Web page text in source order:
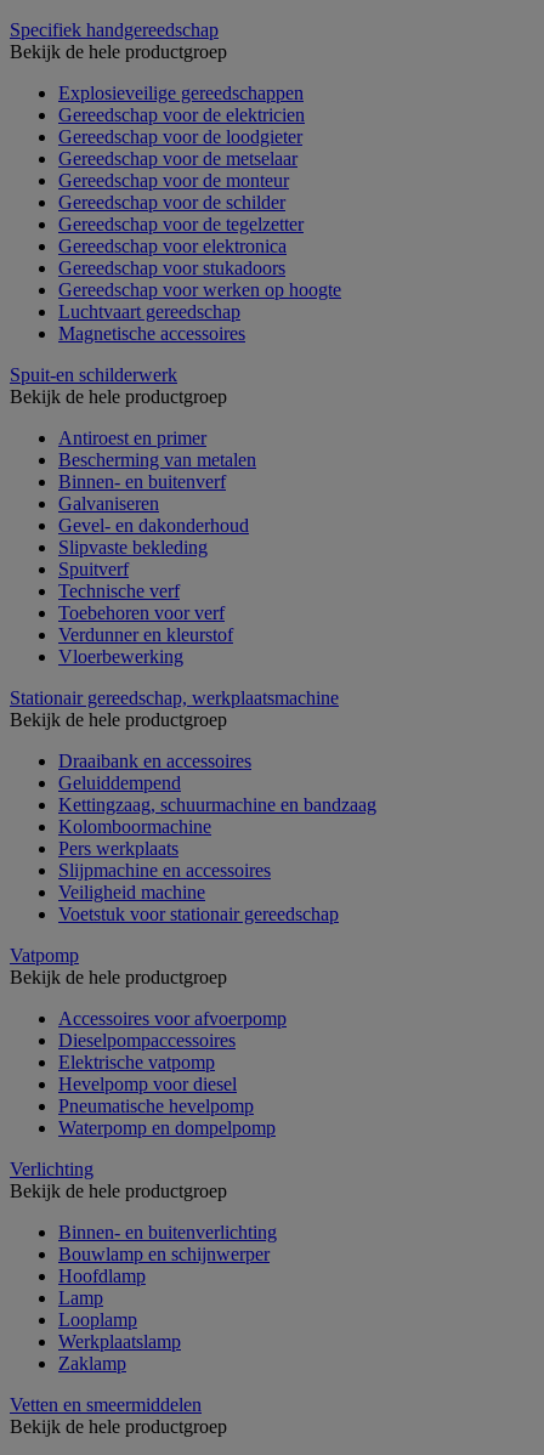
Specifiek handgereedschap
Bekijk de hele productgroep
Explosieveilige gereedschappen
Gereedschap voor de elektricien
Gereedschap voor de loodgieter
Gereedschap voor de metselaar
Gereedschap voor de monteur
Gereedschap voor de schilder
Gereedschap voor de tegelzetter
Gereedschap voor elektronica
Gereedschap voor stukadoors
Gereedschap voor werken op hoogte
Luchtvaart gereedschap
Magnetische accessoires
Spuit-en schilderwerk
Bekijk de hele productgroep
Antiroest en primer
Bescherming van metalen
Binnen- en buitenverf
Galvaniseren
Gevel- en dakonderhoud
Slipvaste bekleding
Spuitverf
Technische verf
Toebehoren voor verf
Verdunner en kleurstof
Vloerbewerking
Stationair gereedschap, werkplaatsmachine
Bekijk de hele productgroep
Draaibank en accessoires
Geluiddempend
Kettingzaag, schuurmachine en bandzaag
Kolomboormachine
Pers werkplaats
Slijpmachine en accessoires
Veiligheid machine
Voetstuk voor stationair gereedschap
Vatpomp
Bekijk de hele productgroep
Accessoires voor afvoerpomp
Dieselpompaccessoires
Elektrische vatpomp
Hevelpomp voor diesel
Pneumatische hevelpomp
Waterpomp en dompelpomp
Verlichting
Bekijk de hele productgroep
Binnen- en buitenverlichting
Bouwlamp en schijnwerper
Hoofdlamp
Lamp
Looplamp
Werkplaatslamp
Zaklamp
Vetten en smeermiddelen
Bekijk de hele productgroep